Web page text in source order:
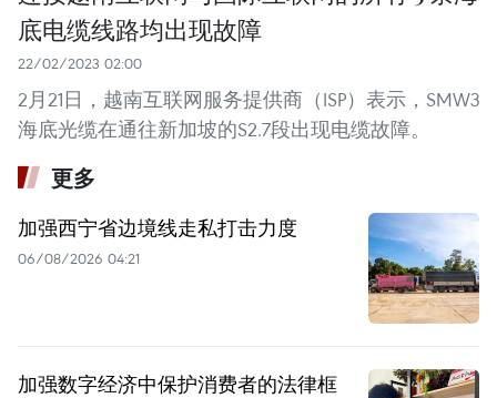
底电缆线路均出现故障
22/02/2023 02:00
2月21日，越南互联网服务提供商（ISP）表示，SMW3
海底光缆在通往新加坡的S2.7段出现电缆故障。
更多
加强西宁省边境线走私打击力度
06/08/2026 04:21
加强数字经济中保护消费者的法律框